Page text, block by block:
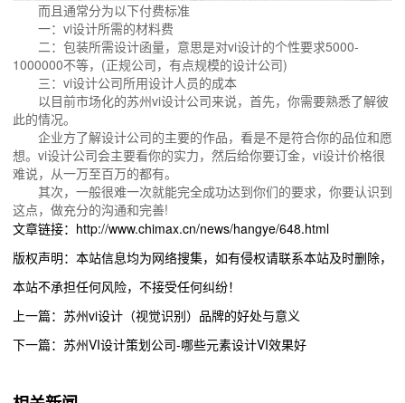
而且通常分为以下付费标准
一：vi设计所需的材料费
二：包装所需设计函量，意思是对vi设计的个性要求5000-
1000000不等，(正规公司，有点规模的设计公司)
三：vi设计公司所用设计人员的成本
以目前市场化的苏州vi设计公司来说，首先，你需要熟悉了解彼
此的情况。
企业方了解设计公司的主要的作品，看是不是符合你的品位和愿
想。vi设计公司会主要看你的实力，然后给你要订金，vi设计价格很
难说，从一万至百万的都有。
其次，一般很难一次就能完全成功达到你们的要求，你要认识到
这点，做充分的沟通和完善!
文章链接：http://www.chimax.cn/news/hangye/648.html
版权声明：本站信息均为网络搜集，如有侵权请联系本站及时删除，
本站不承担任何风险，不接受任何纠纷！
上一篇：苏州vi设计（视觉识别）品牌的好处与意义
下一篇：苏州VI设计策划公司-哪些元素设计VI效果好